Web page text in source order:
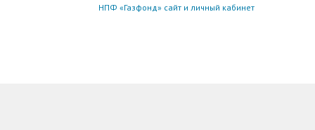
НПФ «Газфонд» сайт и личный кабинет